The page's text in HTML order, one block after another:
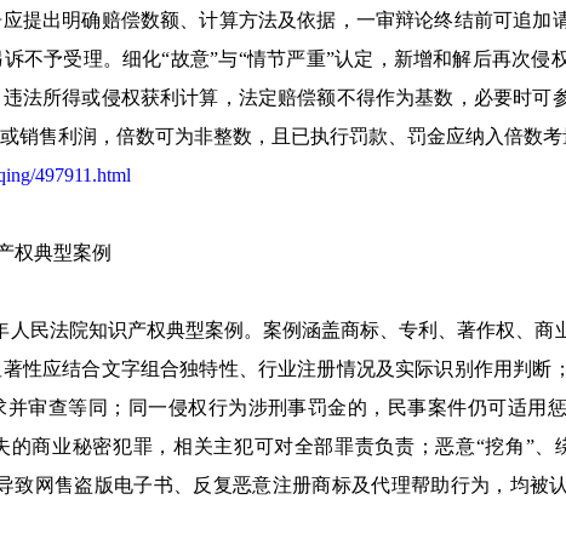
提出明确赔偿数额、计算方法及依据，一审辩论终结前可追加
不予受理。细化“故意”与“情节严重”认定，新增和解后再次侵
法所得或侵权获利计算，法定赔偿额不得作为基数，必要时可
销售利润，倍数可为非整数，且已执行罚款、罚金应纳入倍数考
497911.html
权典型案例
人民法院知识产权典型案例。案例涵盖商标、专利、著作权、商
性应结合文字组合独特性、行业注册情况及实际识别作用判断
审查等同；同一侵权行为涉刑事罚金的，民事案件仍可适用
的商业秘密犯罪，相关主犯可对全部罪责负责；恶意“挖角”、
致网售盗版电子书、反复恶意注册商标及代理帮助行为，均被